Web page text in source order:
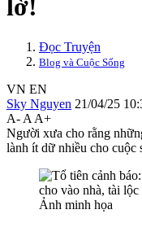
lờ!
Đọc Truyện
Blog và Cuộc Sống
VN EN
Sky Nguyen 21/04/25
A- A A+
Người xưa cho rằng
lành ít dữ nhiều cho cuộc
Ảnh minh họa